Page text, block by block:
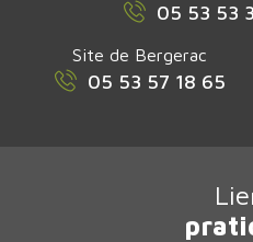
05 53 53
Site de Bergerac
05 53 57 18 65